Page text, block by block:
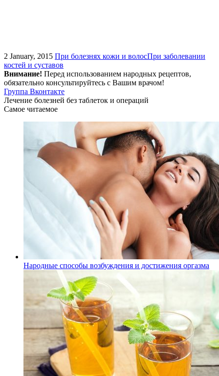
2 January, 2015 При болезнях кожи и волосПри заболевании
костей и суставов
Внимание! Перед использованием народных рецептов,
обязательно консультируйтесь с Вашим врачом!
Группа Вконтакте
Лечение болезней без таблеток и операций
Самое читаемое
Народные способы возбуждения и достижения оргазма